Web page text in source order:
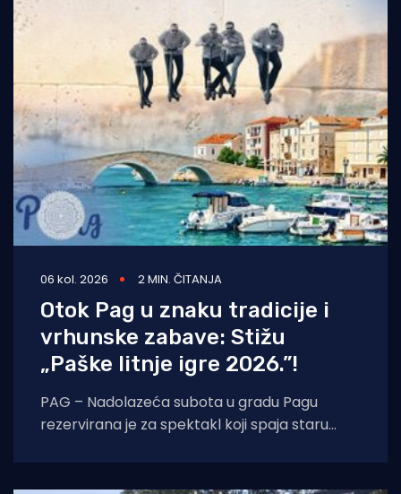
06 kol. 2026 2 MIN. ČITANJA
Otok Pag u znaku tradicije i
vrhunske zabave: Stižu
„Paške litnje igre 2026.”!
PAG – Nadolazeća subota u gradu Pagu
rezervirana je za spektakl koji spaja staru